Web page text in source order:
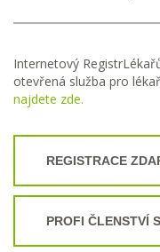
Internetový
otevřená služba pro
najdete zde.
REGISTRACE
PROFI ČLENSTVÍ